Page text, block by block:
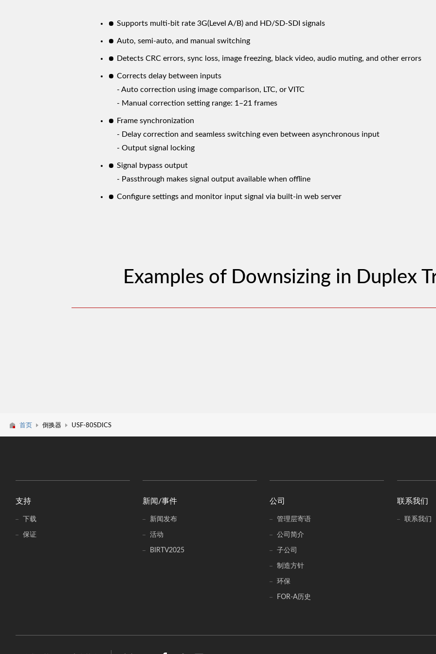
Supports multi-bit rate 3G(Level A/B) and HD/SD-SDI signals
Auto, semi-auto, and manual switching
Detects CRC errors, sync loss, image freezing, black video, audio muting, and other errors
Corrects delay between inputs
- Auto correction using image comparison, LTC, or VITC
- Manual correction setting range: 1–21 frames
Frame synchronization
- Delay correction and seamless switching even between asynchronous input
- Output signal locking
Signal bypass output
- Passthrough makes signal output available when offline
Configure settings and monitor input signal via built-in web server
Examples of Downsizing in Duplex
首页 倒换器 USF-80SDICS
支持
下载
保证
新闻/事件
新闻发布
活动
BIRTV2025
公司
管理层寄语
公司简介
子公司
制造方针
环保
FOR-A历史
联系我们
联系我们